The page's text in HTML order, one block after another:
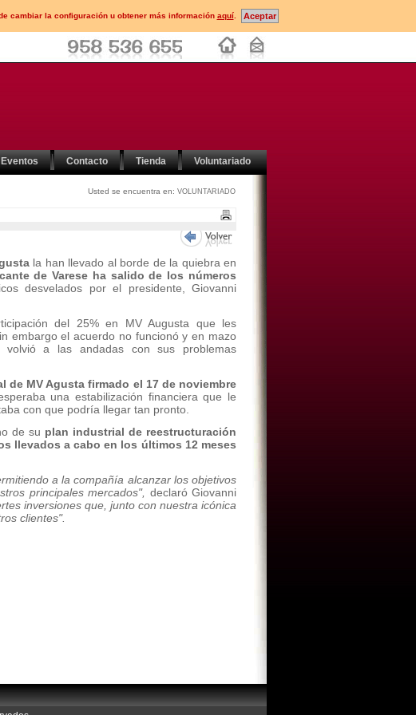
cambiar la configuración u obtener más información aquí.
Eventos Contacto Tienda Voluntariado
Usted se encuentra en: VOLUNTARIADO
la han llevado al borde de la quiebra en
de Varese ha salido de los números
desvelados por el presidente, Giovanni
del 25% en MV Augusta que les
embargo el acuerdo no funcionó y en mazo
a las andadas con sus problemas
de MV Agusta firmado el 17 de noviembre
una estabilización financiera que le
con que podría llegar tan pronto.
de su plan industrial de reestructuración
llevados a cabo en los últimos 12 meses
a la compañía alcanzar los objetivos
principales mercados", declaró Giovanni
inversiones que, junto con nuestra icónica
clientes".